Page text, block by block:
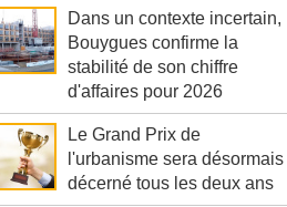
Dans un contexte incertain,
Bouygues confirme la
stabilité de son chiffre
d'affaires pour 2026
Le Grand Prix de
l'urbanisme sera désormais
décerné tous les deux ans